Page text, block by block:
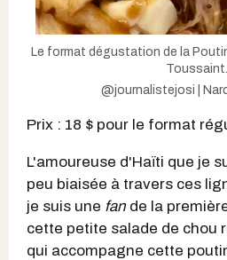
Le format dégustation de la
Toussaint.
@journalistejosi |
Prix : 18 $ pour le format
L'amoureuse d'Haïti que je
peu biaisée à travers ces
je suis une fan de la
cette petite salade de chou
qui accompagne cette